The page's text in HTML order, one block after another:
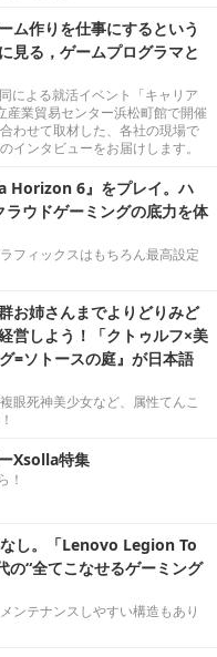
ム作りを仕事にするという
見る，ゲームプログラマと
による就活イベント「キャリア
産業貿易センター浜松町館で開催
わせて取材した、各社の現場で
インタビューをお届けします。
Horizon 6』をプレイ。ハ
ウドゲーミングの底力を体
フィックスはもちろん最高設定
お姉さんまでよりどりみど
営しよう！「クトゥルフ×美
=ソトースの庭』が日本語
眼死神美少女など、属性てんこ
Xsolla特集
！
し。「Lenovo Legion To
“全てこなせるゲーミング
ンテナンスしやすい構造もあり